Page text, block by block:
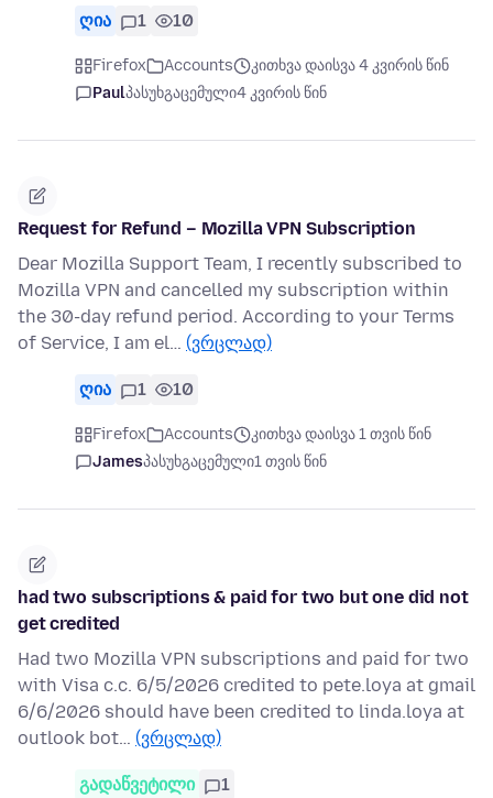
ღია 1 10
Firefox Accounts
კითხვა დაისვა 4 კვირის წინ
Paulპასუხგაცემული4 კვირის წინ
Request for Refund – Mozilla VPN Subscription
Dear Mozilla Support Team, I recently subscribed to
Mozilla VPN and cancelled my subscription within
the 30-day refund period. According to your Terms
of Service, I am el… (ვრცლად)
ღია 1 10
Firefox Accounts
კითხვა დაისვა 1 თვის წინ
Jamesპასუხგაცემული1 თვის წინ
had two subscriptions & paid for two but one did not
get credited
Had two Mozilla VPN subscriptions and paid for two
with Visa c.c. 6/5/2026 credited to pete.loya at gmail
6/6/2026 should have been credited to linda.loya at
outlook bot… (ვრცლად)
გადაწვეტილი 1